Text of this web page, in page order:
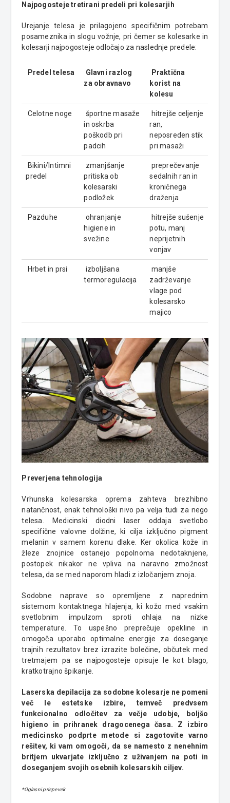
Najpogosteje tretirani predeli pri kolesarjih
Urejanje telesa je prilagojeno specifičnim potrebam
posameznika in slogu vožnje, pri čemer se kolesarke in
kolesarji najpogosteje odločajo za naslednje predele:
Predel telesa
Glavni razlog
za obravnavo
Praktična
korist na
kolesu
Celotne noge
športne masaže
in oskrba
poškodb pri
padcih
hitrejše celjenje
ran,
neposreden stik
pri masaži
Bikini/Intimni
predel
zmanjšanje
pritiska ob
kolesarski
podložek
preprečevanje
sedalnih ran in
kroničnega
draženja
Pazduhe
ohranjanje
higiene in
svežine
hitrejše sušenje
potu, manj
neprijetnih
vonjav
Hrbet in prsi
izboljšana
termoregulacija
manjše
zadrževanje
vlage pod
kolesarsko
majico
Preverjena tehnologija
Vrhunska kolesarska oprema zahteva brezhibno
natančnost, enak tehnološki nivo pa velja tudi za nego
telesa. Medicinski diodni laser oddaja svetlobo
specifične valovne dolžine, ki cilja izključno pigment
melanin v samem korenu dlake. Ker okolica kože in
žleze znojnice ostanejo popolnoma nedotaknjene,
postopek nikakor ne vpliva na naravno zmožnost
telesa, da se med naporom hladi z izločanjem znoja.
Sodobne naprave so opremljene z naprednim
sistemom kontaktnega hlajenja, ki kožo med vsakim
svetlobnim impulzom sproti ohlaja na nizke
temperature. To uspešno preprečuje opekline in
omogoča uporabo optimalne energije za doseganje
trajnih rezultatov brez izrazite bolečine, občutek med
tretmajem pa se najpogosteje opisuje le kot blago,
kratkotrajno špikanje.
Laserska depilacija za sodobne kolesarje ne pomeni
več le estetske izbire, temveč predvsem
funkcionalno odločitev za večje udobje, boljšo
higieno in prihranek dragocenega časa. Z izbiro
medicinsko podprte metode si zagotovite varno
rešitev, ki vam omogoči, da se namesto z nenehnim
britjem ukvarjate izključno z uživanjem na poti in
doseganjem svojih osebnih kolesarskih ciljev.
*Oglasni prispevek